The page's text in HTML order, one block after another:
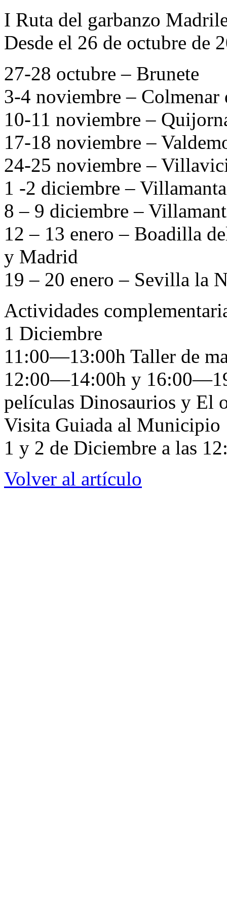
I Ruta del garbanzo
Desde el 26 de octubre de
27-28 octubre – Brunete
3-4 noviembre –
10-11 noviembre –
17-18 noviembre –
24-25 noviembre –
1 -2 diciembre –
8 – 9 diciembre –
12 – 13 enero – Boadilla
y Madrid
19 – 20 enero – Sevilla la
Actividades
1 Diciembre
11:00—13:00h Taller de
12:00—14:00h y
películas Dinosaurios y El
Visita Guiada al Municipio
1 y 2 de Diciembre a las
Volver al artículo